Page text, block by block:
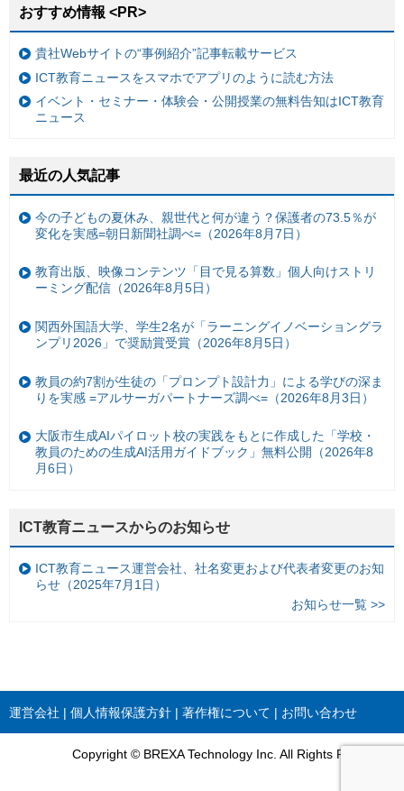
おすすめ情報 <PR>
貴社Webサイトの“事例紹介”記事転載サービス
ICT教育ニュースをスマホでアプリのように読む方法
イベント・セミナー・体験会・公開授業の無料告知はICT教育
ニュース
最近の人気記事
今の子どもの夏休み、親世代と何が違う？保護者の73.5％が
変化を実感=朝日新聞社調べ=（2026年8月7日）
教育出版、映像コンテンツ「目で見る算数」個人向けストリ
ーミング配信（2026年8月5日）
関西外国語大学、学生2名が「ラーニングイノベーショングラ
ンプリ2026」で奨励賞受賞（2026年8月5日）
教員の約7割が生徒の「プロンプト設計力」による学びの深ま
りを実感 =アルサーガパートナーズ調べ=（2026年8月3日）
大阪市生成AIパイロット校の実践をもとに作成した「学校・
教員のための生成AI活用ガイドブック」無料公開（2026年8
月6日）
ICT教育ニュースからのお知らせ
ICT教育ニュース運営会社、社名変更および代表者変更のお知
らせ（2025年7月1日）
お知らせ一覧 >>
運営会社 個人情報保護方針 著作権について お問い合わせ
Copyright © BREXA Technology Inc. All Rights Reserved.